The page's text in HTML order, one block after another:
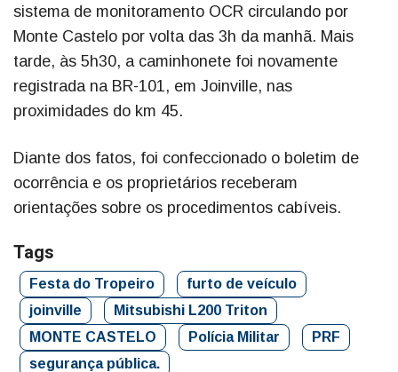
sistema de monitoramento OCR circulando por
Monte Castelo por volta das 3h da manhã. Mais
tarde, às 5h30, a caminhonete foi novamente
registrada na BR-101, em Joinville, nas
proximidades do km 45.
Diante dos fatos, foi confeccionado o boletim de
ocorrência e os proprietários receberam
orientações sobre os procedimentos cabíveis.
Tags
Festa do Tropeiro
furto de veículo
joinville
Mitsubishi L200 Triton
MONTE CASTELO
Polícia Militar
PRF
segurança pública.